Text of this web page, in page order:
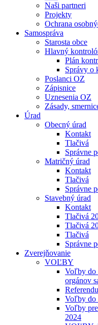
Naši partneri
Projekty
Ochrana
Samospráva
Starosta obce
Hlavný
Plán
Správy o
Poslanci OZ
Zápisnice
Uznesenia OZ
Zásady,
Úrad
Obecný úrad
Kontakt
Tlačivá
Správne
Matričný úrad
Kontakt
Tlačivá
Správne
Stavebný úrad
Kontakt
Tlačivá
Tlačivá
Tlačivá
Správne
Zverejňovanie
VOĽBY
Voľby do
orgánov
Voľby do
Voľby
2024